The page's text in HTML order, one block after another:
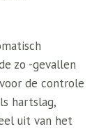
zo -gevallen
de controle
hartslag,
uit van het